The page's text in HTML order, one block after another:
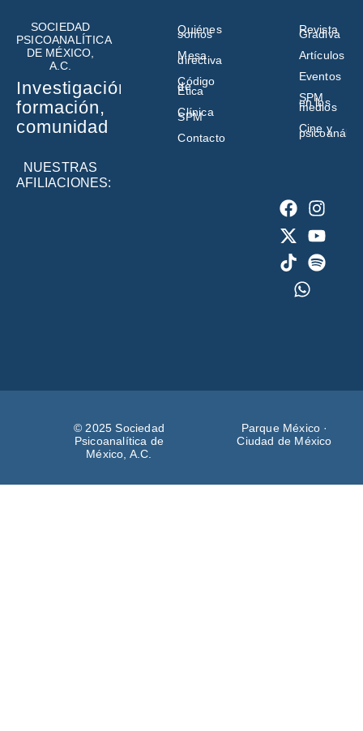
SOCIEDAD
PSICOANALÍTICA
DE MÉXICO,
A.C.
Investigación,
formación,
comunidad
NUESTRAS
AFILIACIONES:
Quiénes
somos
Mesa
directiva
Código
de
Ética
Clínica
SPM
Contacto
Revista
Gradiva
Artículos
Eventos
SPM
en los
medios
Cine y
© 2025 Sociedad
Psicoanalítica de
México, A.C.
Parque México ·
Ciudad de México